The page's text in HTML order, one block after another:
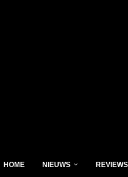
HOME NIEUWS REVIEWS